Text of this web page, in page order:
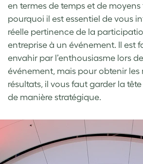
en termes de temps et de moyens
pourquoi il est essentiel de vous
réelle pertinence de la
entreprise à un événement. Il est
envahir par l’enthousiasme lors
événement, mais pour obtenir les
résultats, il vous faut garder la
de manière stratégique.